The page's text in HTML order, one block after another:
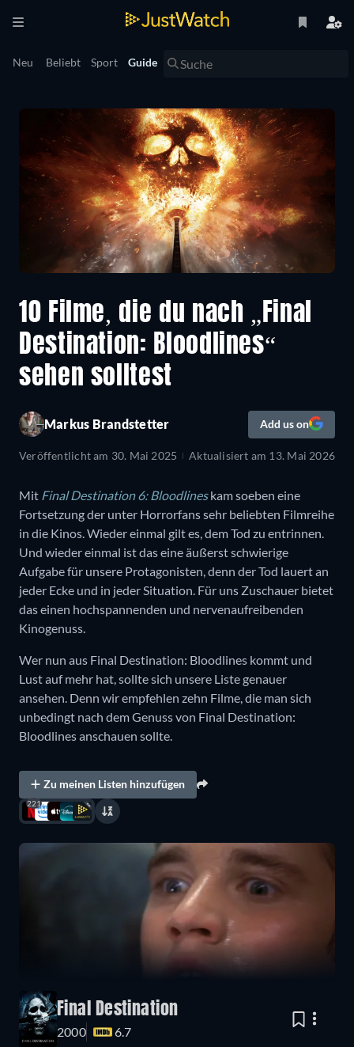
Neu Beliebt Sport Guide
10 Filme, die du nach „Final
Destination: Bloodlines“
sehen solltest
Markus Brandstetter Add us on
Veröffentlicht am 30. Mai 2025 Aktualisiert am 13. Mai 2026
Mit Final Destination 6: Bloodlineskam soeben eine
Fortsetzung der unter Horrorfans sehr beliebten Filmreihe
in die Kinos. Wieder einmal gilt es, dem Tod zu entrinnen.
Und wieder einmal ist das eine äußerst schwierige
Aufgabe für unsere Protagonisten, denn der Tod lauert an
jeder Ecke und in jeder Situation. Für uns Zuschauer bietet
das einen hochspannenden und nervenaufreibenden
Kinogenuss.
Wer nun aus Final Destination: Bloodlines kommt und
Lust auf mehr hat, sollte sich unsere Liste genauer
ansehen. Denn wir empfehlen zehn Filme, die man sich
unbedingt nach dem Genuss von Final Destination:
Bloodlines anschauen sollte.
Zu meinen Listen hinzufügen
221
Final Destination
2000
6.7